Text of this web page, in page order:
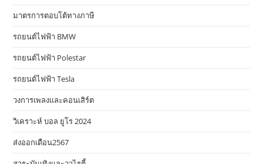
มาตรการตอบโต้ทางภาษี
รถยนต์ไฟฟ้า BMW
รถยนต์ไฟฟ้า Polestar
รถยนต์ไฟฟ้า Tesla
วงการเพลงและคอนเสิร์ต
วิเคราะห์ บอล ยูโร 2024
ส่งออกเดือน2567